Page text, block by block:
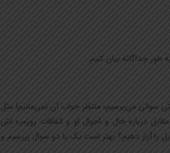
جداگانه بیان کنیم.
سوالی می‌پرسیم، منتظر جواب آن نمی‌مانیم! مثل
درباره حال و احوال او و اتفاقات روزمره اش
آزار دهیم؟ بهتر است یک یا دو سوال بپرسیم و